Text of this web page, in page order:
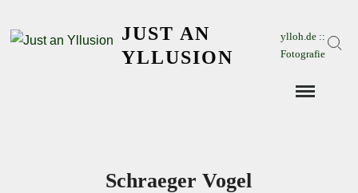
JUST AN
YLLUSION
ylloh.de ::
Fotografie
Schraeger Vogel